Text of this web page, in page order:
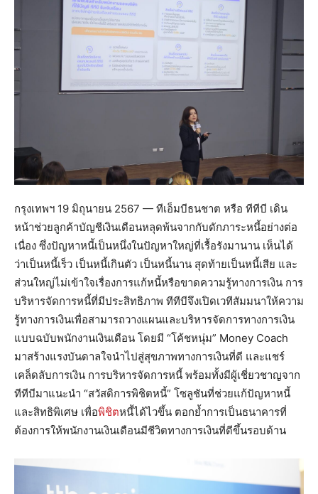
กรุงเทพฯ 19 มิถุนายน 2567 — ทีเอ็มบีธนชาต หรือ ทีทีบี เดิน
หน้าช่วยลูกค้าบัญชีเงินเดือนหลุดพ้นจากกับดักภาระหนี้อย่างต่อ
เนื่อง ซึ่งปัญหาหนี้เป็นหนึ่งในปัญหาใหญ่ที่เรื้อรังมานาน เห็นได้
ว่าเป็นหนี้เร็ว เป็นหนี้เกินตัว เป็นหนี้นาน สุดท้ายเป็นหนี้เสีย และ
ส่วนใหญ่ไม่เข้าใจเรื่องการแก้หนี้หรือขาดความรู้ทางการเงิน การ
บริหารจัดการหนี้ที่มีประสิทธิภาพ ทีทีบีจึงเปิดเวทีสัมมนาให้ความ
รู้ทางการเงินเพื่อสามารถวางแผนและบริหารจัดการทางการเงิน
แบบฉบับพนักงานเงินเดือน โดยมี “โค้ชหนุ่ม” Money Coach
มาสร้างแรงบันดาลใจนำไปสู่สุขภาพทางการเงินที่ดี และแชร์
เคล็ดลับการเงิน การบริหารจัดการหนี้ พร้อมทั้งมีผู้เชี่ยวชาญจาก
ทีทีบีมาแนะนำ “สวัสดิการพิชิตหนี้” โซลูชันที่ช่วยแก้ปัญหาหนี้
และสิทธิพิเศษ เพื่อพิชิตหนี้ได้ไวขึ้น ตอกย้ำการเป็นธนาคารที่
ต้องการให้พนักงานเงินเดือนมีชีวิตทางการเงินที่ดีขึ้นรอบด้าน